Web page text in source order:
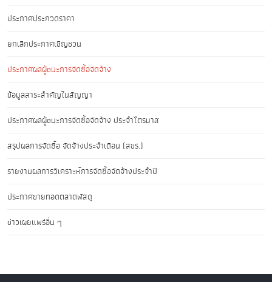
ประกาศประกวดราคา
ยกเลิกประกาศเชิญชวน
ประกาศผลผู้ชนะการจัดซื้อจัดจ้าง
ข้อมูลสาระสำคัญในสัญญา
ประกาศผลผู้ชนะการจัดซื้อจัดจ้าง ประจำไตรมาส
สรุปผลการจัดซื้อ จัดจ้างประจำเดือน (สขร.)
รายงานผลการวิเคราะห์การจัดซื้อจัดจ้างประจำปี
ประกาศขายทอดตลาดพัสดุ
ข่าวเผยแพร่อื่น ๆ